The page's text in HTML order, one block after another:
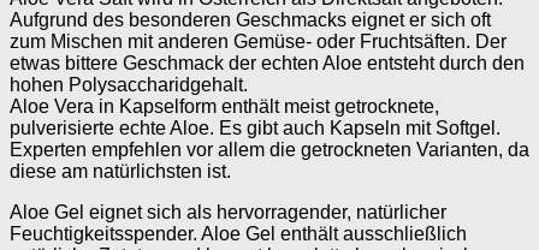
Aufgrund des besonderen Geschmacks eignet er sich oft
zum Mischen mit anderen Gemüse- oder Fruchtsäften. Der
etwas bittere Geschmack der echten Aloe entsteht durch den
hohen Polysaccharidgehalt.
Aloe Vera in Kapselform enthält meist getrocknete,
pulverisierte echte Aloe. Es gibt auch Kapseln mit Softgel.
Experten empfehlen vor allem die getrockneten Varianten, da
diese am natürlichsten ist.
Aloe Gel eignet sich als hervorragender, natürlicher
Feuchtigkeitsspender. Aloe Gel enthält ausschließlich